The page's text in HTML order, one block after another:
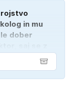
rojstvo
in mu
dober
saj se z